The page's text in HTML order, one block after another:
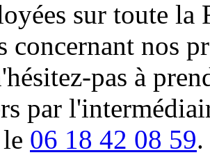
sur toute la
concernant nos
pas à
par
06 18 42 08 59.